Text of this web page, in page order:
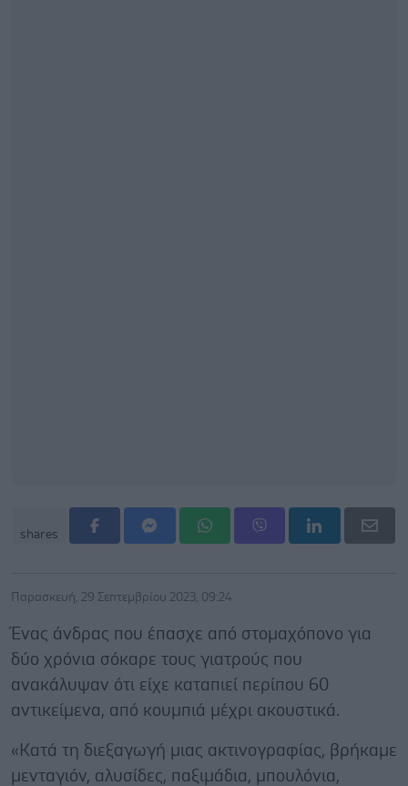
shares
Παρασκευή, 29 Σεπτεμβρίου 2023, 09:24
Ένας άνδρας που έπασχε από στομαχόπονο για
δύο χρόνια σόκαρε τους γιατρούς που
ανακάλυψαν ότι είχε καταπιεί περίπου 60
αντικείμενα, από κουμπιά μέχρι ακουστικά.
«Κατά τη διεξαγωγή μιας ακτινογραφίας, βρήκαμε
μενταγιόν, αλυσίδες, παξιμάδια, μπουλόνια,